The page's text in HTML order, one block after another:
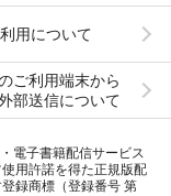
用について
ご利用端末から
部送信について
電子書籍配信サービス
用許諾を得た正規版配
録商標（登録番号 第